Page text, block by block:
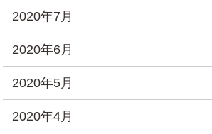
2020年7月
2020年6月
2020年5月
2020年4月